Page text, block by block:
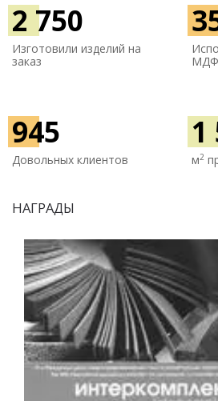
2 750
Изготовили изделий на
заказ
МДФ
945
Довольных клиентов
1
м2
НАГРАДЫ